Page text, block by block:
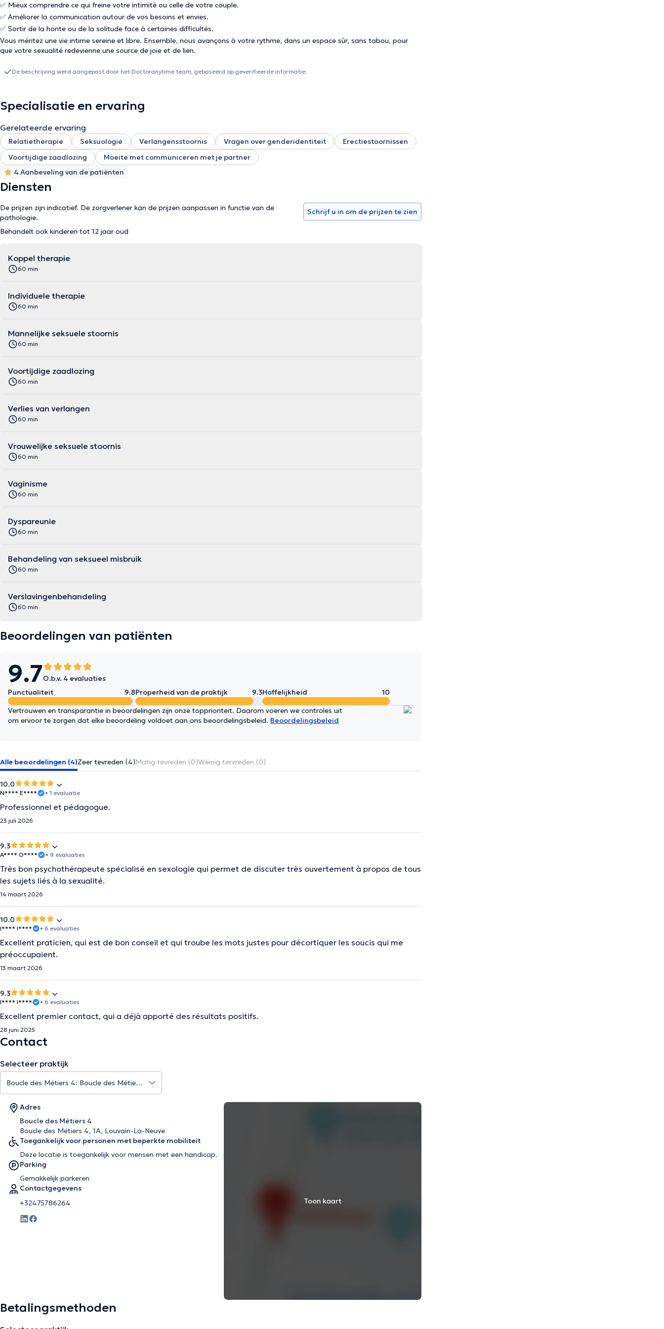
✅ Mieux comprendre ce qui freine votre intimité ou celle de votre couple.
✅ Améliorer la communication autour de vos besoins et envies.
✅ Sortir de la honte ou de la solitude face à certaines difficultés.
Vous méritez une vie intime sereine et libre. Ensemble, nous avançons à votre rythme, dans un espace sûr, sans tabou, pour
que votre sexualité redevienne une source de joie et de lien.
De beschrijving werd aangepast door het Doctoranytime team, gebaseerd op geverifieerde informatie.
Specialisatie en ervaring
Gerelateerde ervaring
Relatietherapie Seksuologie Verlangensstoornis Vragen over genderidentiteit
Erectiestoornissen
Voortijdige zaadlozing
Moeite met communiceren met je partner
4 Aanbeveling van de patiënten
Diensten
De prijzen zijn indicatief. De zorgverlener kan de prijzen aanpassen in functie van de
pathologie.
Behandelt ook kinderen tot 12 jaar oud
Schrijf u in om de prijzen te zien
Koppel therapie
60 min
Individuele therapie
60 min
Mannelijke seksuele stoornis
60 min
Voortijdige zaadlozing
60 min
Verlies van verlangen
60 min
Vrouwelijke seksuele stoornis
60 min
Vaginisme
60 min
Dyspareunie
60 min
Behandeling van seksueel misbruik
60 min
Verslavingenbehandeling
60 min
Beoordelingen van patiënten
9.7O.b.v. 4 evaluaties
Punctualiteit
9.8Properheid van de praktijk 9.3Hoffelijkheid 10
Vertrouwen en transparantie in beoordelingen zijn onze topprioriteit. Daarom voeren we controles uit
om ervoor te zorgen dat elke beoordeling voldoet aan ons beoordelingsbeleid. Beoordelingsbeleid
Alle beoordelingen (4)Zeer tevreden (4)Matig tevreden (0)Weinig tervreden (0)
10.0
N**** E**** • 1 evaluatie
Professionnel et pédagogue.
23 juli 2026
9.3
A**** O**** • 9 evaluaties
Très bon psychothérapeute spécialisé en sexologie qui permet de discuter très ouvertement à propos de tous
les sujets liés à la sexualité.
14 maart 2026
10.0
I**** I**** • 6 evaluaties
Excellent praticien, qui est de bon conseil et qui troube les mots justes pour décortiquer les soucis qui me
préoccupaient.
13 maart 2026
9.3
I**** I**** • 6 evaluaties
Excellent premier contact, qui a déjà apporté des résultats positifs.
28 juni 2025
Contact
Selecteer praktijk
Adres
Boucle des Métiers 4
Boucle des Métiers 4, 1A, Louvain-La-Neuve
Toegankelijk voor personen met beperkte mobiliteit
Deze locatie is toegankelijk voor mensen met een handicap.
Parking
Gemakkelijk parkeren
Contactgegevens
+32475786264
Toon kaart
Betalingsmethoden